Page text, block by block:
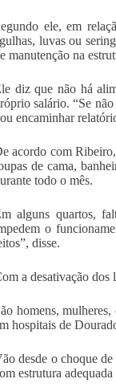
ele, em
luvas ou
manutenção na
diz que não há
salário. “Se
encaminhar
acordo com
de cama,
todo o mês.
alguns quartos,
o
disse.
a desativação dos
homens,
hospitais de
desde o choque
estrutura adequada